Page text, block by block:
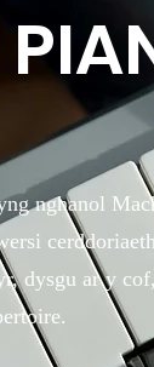
nghanol
dysgu ar y